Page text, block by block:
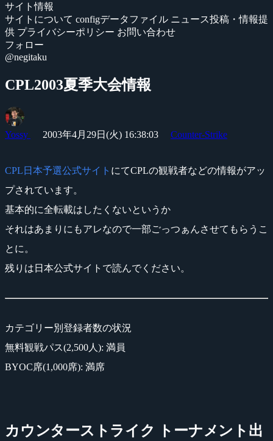
サイト情報
サイトについて configデータファイル ニュース投稿・情報提
供 プライバシーポリシー お問い合わせ
フォロー
@negitaku
CPL2003夏季大会情報
Yossy 2003年4月29日(火) 16:38:03 Counter-Strike
CPL日本予選公式サイト にてCPLの観戦者などの情報がアッ
プされています。
基本的に全転載はしたくないというか
それはあまりにもアレなので一部ごっつぁんさせてもらうこ
とに。
残りは日本公式サイトで読んでください。
カテゴリー別登録者数の状況
無料観戦パス(2,500人): 満員
BYOC席(1,000席): 満席
カウンターストライク トーナメント出